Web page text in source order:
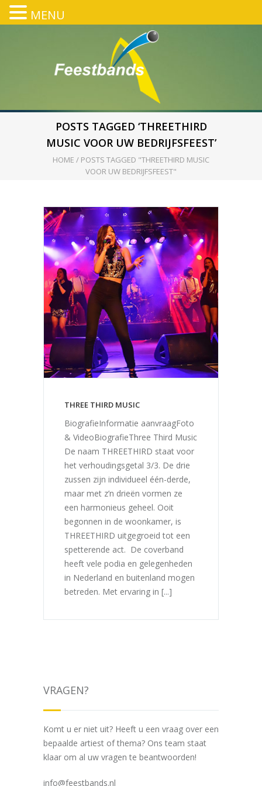
POSTS TAGGED ‘THREETHIRD
MUSIC VOOR UW BEDRIJFSFEEST’
HOME / POSTS TAGGED "THREETHIRD MUSIC
VOOR UW BEDRIJFSFEEST"
THREE THIRD MUSIC
BiografieInformatie aanvraagFoto
& VideoBiografieThree Third Music
De naam THREETHIRD staat voor
het verhoudingsgetal 3/3. De drie
zussen zijn individueel één-derde,
maar met z’n drieën vormen ze
een harmonieus geheel. Ooit
begonnen in de woonkamer, is
THREETHIRD uitgegroeid tot een
spetterende act. De coverband
heeft vele podia en gelegenheden
in Nederland en buitenland mogen
betreden. Met ervaring in [...]
VRAGEN?
Komt u er niet uit? Heeft u een vraag over een
bepaalde artiest of thema? Ons team staat
klaar om al uw vragen te beantwoorden!
info@feestbands.nl
MENU